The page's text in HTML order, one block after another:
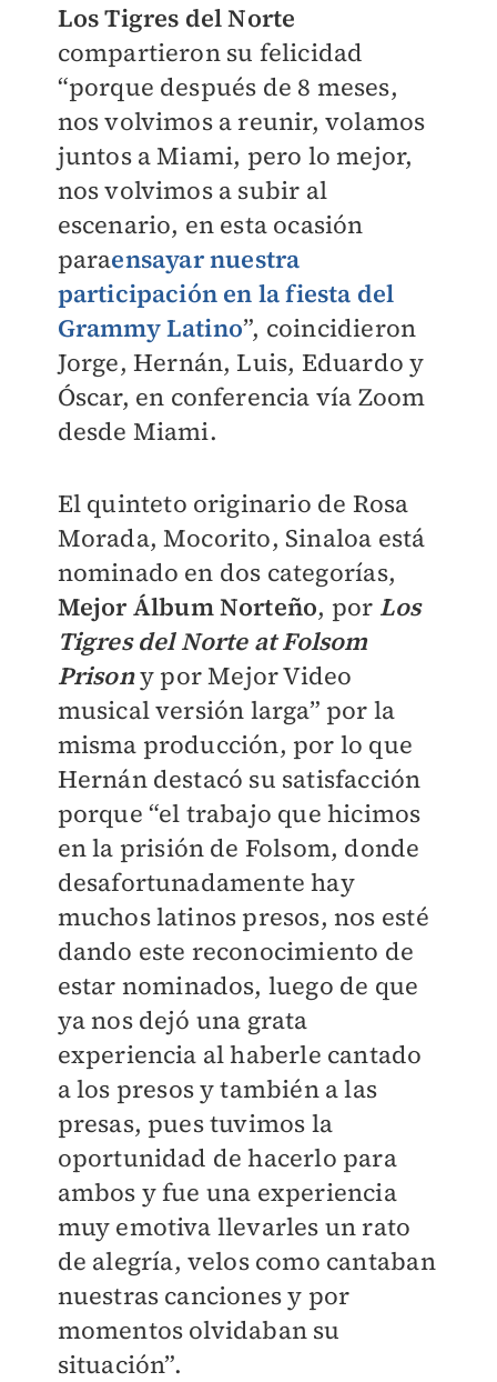
Los Tigres del Norte
compartieron su felicidad
“porque después de 8 meses,
nos volvimos a reunir, volamos
juntos a Miami, pero lo mejor,
nos volvimos a subir al
escenario, en esta ocasión
paraensayar nuestra
participación en la fiesta del
Grammy Latino”, coincidieron
Jorge, Hernán, Luis, Eduardo y
Óscar, en conferencia vía Zoom
desde Miami.
El quinteto originario de Rosa
Morada, Mocorito, Sinaloa está
nominado en dos categorías,
Mejor Álbum Norteño, por Los
Tigres del Norte at Folsom
Prisony por Mejor Video
musical versión larga” por la
misma producción, por lo que
Hernán destacó su satisfacción
porque “el trabajo que hicimos
en la prisión de Folsom, donde
desafortunadamente hay
muchos latinos presos, nos esté
dando este reconocimiento de
estar nominados, luego de que
ya nos dejó una grata
experiencia al haberle cantado
a los presos y también a las
presas, pues tuvimos la
oportunidad de hacerlo para
ambos y fue una experiencia
muy emotiva llevarles un rato
de alegría, velos como cantaban
nuestras canciones y por
momentos olvidaban su
situación”.